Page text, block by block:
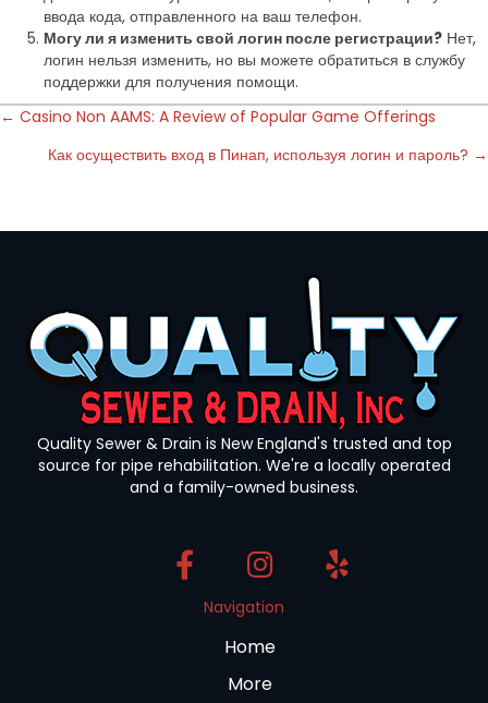
ввода кода, отправленного на ваш телефон.
Могу ли я изменить свой логин после регистрации? Нет,
логин нельзя изменить, но вы можете обратиться в службу
поддержки для получения помощи.
Posts
navigation
← Casino Non AAMS: A Review of Popular Game Offerings
Как осуществить вход в Пинап, используя логин и пароль? →
Quality Sewer & Drain is New England's trusted and top
source for pipe rehabilitation. We're a locally operated
and a family-owned business.
Navigation
Home
More